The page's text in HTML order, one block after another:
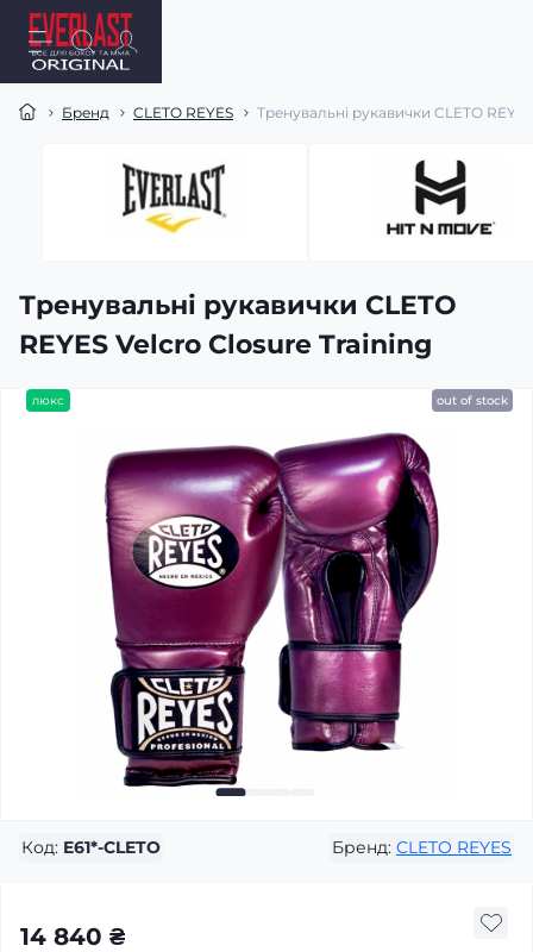
Бренд CLETO REYES Тренувальні рукавички CLETO
Тренувальні рукавички CLETO
REYES Velcro Closure Training
люкс out of stock
Код: E61*-CLETO Бренд: CLETO REYES
14 840 ₴